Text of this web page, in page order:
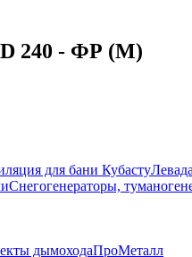
240 - ФР (М)
для бани Кубасту
Снегогенераторы,
дымоходаПроМеталл